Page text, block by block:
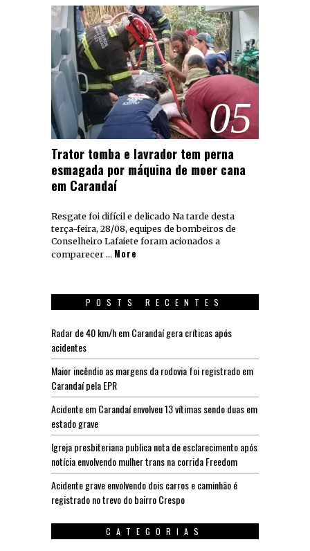
05
Trator tomba e lavrador tem perna
esmagada por máquina de moer cana
em Carandaí
Resgate foi difícil e delicado Na tarde desta
terça-feira, 28/08, equipes de bombeiros de
Conselheiro Lafaiete foram acionados a
comparecer … More
POSTS RECENTES
Radar de 40 km/h em Carandaí gera críticas após
acidentes
Maior incêndio as margens da rodovia foi registrado em
Carandaí pela EPR
Acidente em Carandaí envolveu 13 vítimas sendo duas em
estado grave
Igreja presbiteriana publica nota de esclarecimento após
notícia envolvendo mulher trans na corrida Freedom
Acidente grave envolvendo dois carros e caminhão é
registrado no trevo do bairro Crespo
CATEGORIAS